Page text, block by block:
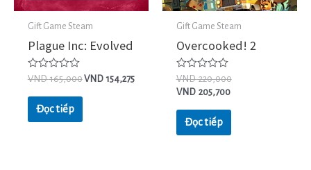
Gift Game Steam
Plague Inc: Evolved
Được
hạng
VND165,000VND 154,275
Đọc tiếp
Gift Game Steam
Overcooked! 2
Được
xếp
hạng
sao
VND220,000
VND 205,700
Đọc tiếp